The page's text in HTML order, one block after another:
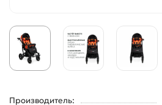
Производитель: